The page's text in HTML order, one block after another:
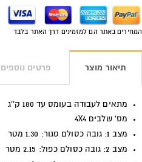
המחירים באתר הם למזמינים דרך האתר בלבד
תיאור מוצר פרטים נוספים
מתאים לעבודה בעומס עד 180 ק''ג
מס' שלבים 4X4
מצב 1: גובה כסולם סגור: 1.30 מטר
מצב 2: גובה כסולם כפול: 2.15 מטר